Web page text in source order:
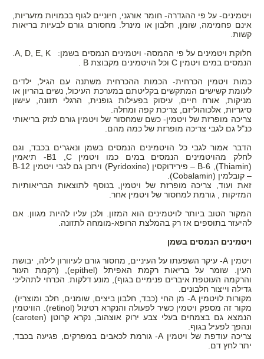
ויטמינים- על פי ההגדרה- חומר אורגני, חיוניים לגוף בכמויות מזעריות,
אינם פחמימה, שומן, חלבון או מינרל. מחסורם גורם לבעיות בריאות
קשות.
חלוקת ויטמינים על פי ההמסה- ויטמינים הנמסים בשמן: A, D, E, K
.
הנמסים במים ויטמיןC וכל הויטמינים מקבוצתB
.
כמות ויטמין הכרחית- הכמות ההכרחית משתנה עם הגיל, ילדים
לעומת קשישים המתקשים בקליטתם במערכת העיכול, נשים בהריון או
מניקות, אורח חיים, עיסוק בפעילות גופנית, הרגלי תזונה, עישון
סיגריות, אלכוהוליזם, צריכת קפה ומחלה.
צריכה מופרזת של ויטמין- כשם שמחסור של ויטמין גורם לנזק בריאותי
כנ"ל גם לגבי צריכה מופרזת של כמה מהם.
הדבר אמור לגבי כל הויטמינים הנמסים בשמן ונאגרים בכבד, וגם
לחלק מהויטמינים הנמסים במים כמו ויטמיןC
, 1
B- תיאמין
(Thiamin)
, 6-
B – פירידוקסין (Pyridoxine) ויתכן גם לגבי ויטמין 12-
B
– קובלמין Cobalamin)
).
זאת ועוד, צריכה מופרזת של ויטמין, בנוסף לתוצאות הבריאותיות
המזיקות , גורמת למחסור של ויטמין אחר.
המקור הטוב ביותר לויטמינים הוא המזון. ולכן עליו להיות מגוון. אם
להיעזר בתוספים אז רק בהמלצת הרופא-מומחה לתזונה.
ויטמינים הנמסים בשמן
ויטמיןA- עיקר השפעתו על העיניים, מחסור גורם לעיוורון לילה, יבושת
העין. שומר על בריאות רקמת האפיתל (epithel), (רקמת העור
והרקמה העוטפת איברים פנימיים בגוף), מונע דלקות. הכרחי לתהליכי
גדילה וייצור חלבונים.
מקורות לויטמיןA- מן החי (כבד, חלבון ביצים, שומנים, חלב ומוצריו).
מקור זה מספק ויטמין כשיר לפעולה והנקרא רטינול (retinol). הוויטמין
הנמצא גם בצמחים בעלי צבע ירוק אוצהוב, נקרא קרוטן (caroten)
ונהפך לפעיל בגוף.
צריכה עודפת של ויטמיןA- גורמת לכאבים במפרקים, פגיעה בכבד,
יתר לחץ דם.